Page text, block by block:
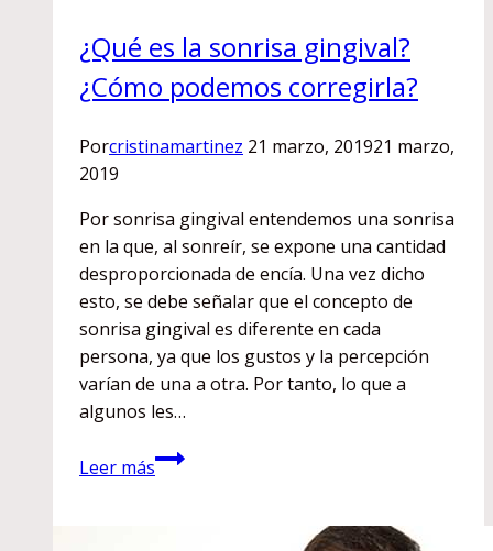
¿Qué es la sonrisa gingival?
¿Cómo podemos corregirla?
Porcristinamartinez 21 marzo, 201921 marzo,
2019
Por sonrisa gingival entendemos una sonrisa
en la que, al sonreír, se expone una cantidad
desproporcionada de encía. Una vez dicho
esto, se debe señalar que el concepto de
sonrisa gingival es diferente en cada
persona, ya que los gustos y la percepción
varían de una a otra. Por tanto, lo que a
algunos les…
Leer más¿Qué
es